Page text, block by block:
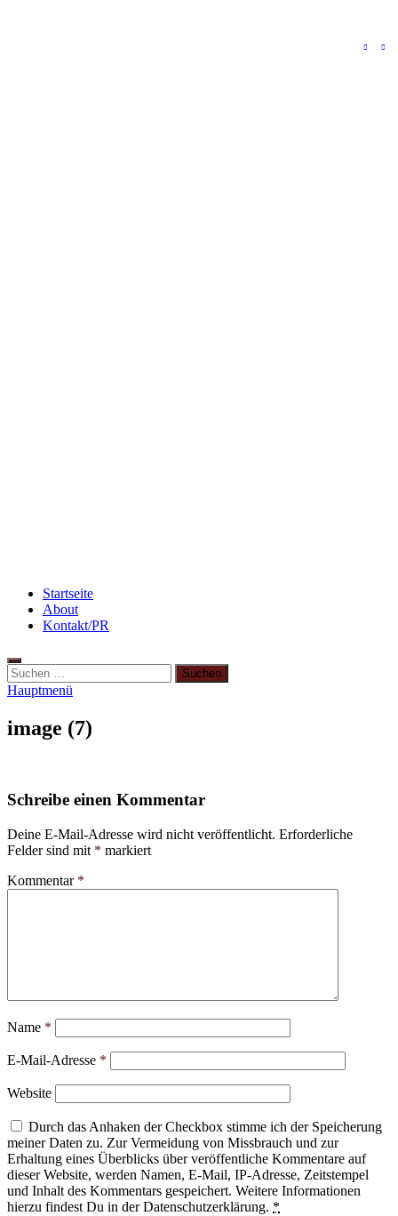
Startseite
About
Kontakt/PR
Hauptmenü
image (7)
Schreibe einen Kommentar
Deine E-Mail-Adresse wird nicht veröffentlicht. Erforderliche
Felder sind mit * markiert
Kommentar *
Name *
E-Mail-Adresse *
Website
Durch das Anhaken der Checkbox stimme ich der Speicherung
meiner Daten zu. Zur Vermeidung von Missbrauch und zur
Erhaltung eines Überblicks über veröffentliche Kommentare auf
dieser Website, werden Namen, E-Mail, IP-Adresse, Zeitstempel
und Inhalt des Kommentars gespeichert. Weitere Informationen
hierzu findest Du in der Datenschutzerklärung. *